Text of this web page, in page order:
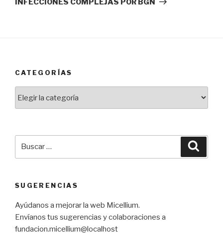
INFECCIONES COMPLEJAS POR BGN
CATEGORÍAS
SUGERENCIAS
Ayúdanos a mejorar la web Micellium.
Envíanos tus sugerencias y colaboraciones a
fundacion.micellium@localhost